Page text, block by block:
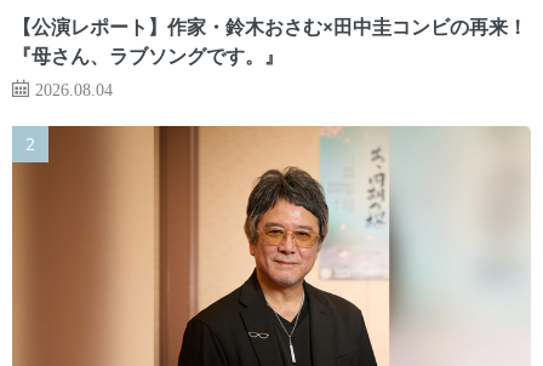
【公演レポート】作家・鈴木おさむ×田中圭コンビの再来！
『母さん、ラブソングです。』
2026.08.04